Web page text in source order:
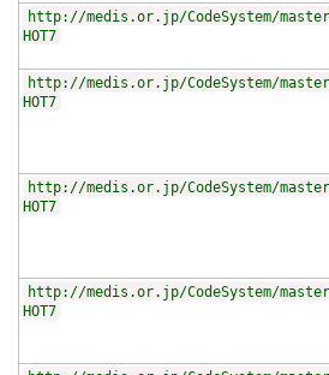
http://medis.or.jp/CodeSystem/
HOT7
http://medis.or.jp/CodeSystem/
HOT7
http://medis.or.jp/CodeSystem/
HOT7
http://medis.or.jp/CodeSystem/
HOT7